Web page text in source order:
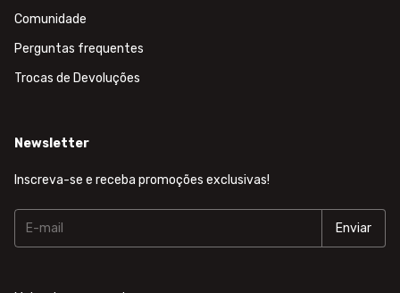
Comunidade
Perguntas frequentes
Trocas de Devoluções
Newsletter
Inscreva-se e receba promoções exclusivas!